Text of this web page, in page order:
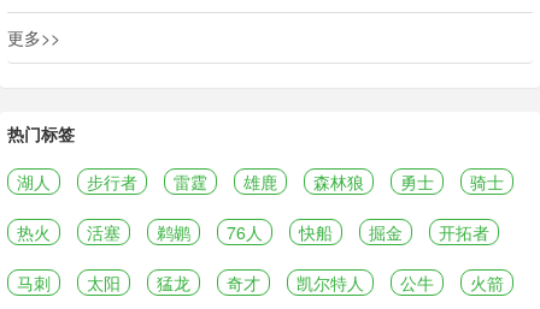
更多>>
热门标签
湖人
步行者 雷霆 雄鹿 森林狼 勇士 骑士
热火 活塞 鹈鹕 76人 快船 掘金 开拓者
马刺 太阳 猛龙 奇才 凯尔特人 公牛 火箭